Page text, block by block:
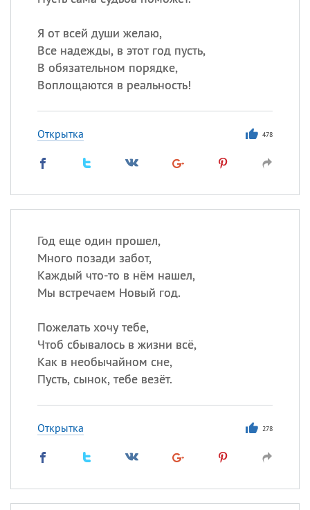
Я от всей души желаю,
Все надежды, в этот год пусть,
В обязательном порядке,
Воплощаются в реальность!
Открытка 478
Год еще один прошел,
Много позади забот,
Каждый что-то в нём нашел,
Мы встречаем Новый год.
Пожелать хочу тебе,
Чтоб сбывалось в жизни всё,
Как в необычайном сне,
Пусть, сынок, тебе везёт.
Открытка 278